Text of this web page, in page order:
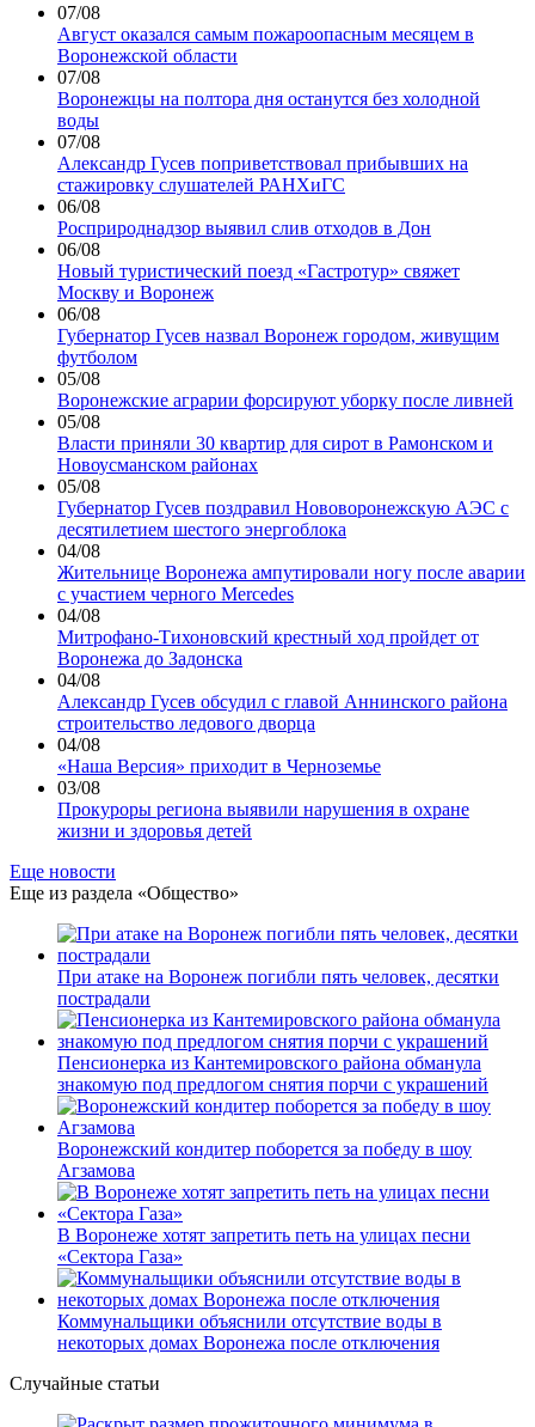
07/08
Август оказался самым пожароопасным месяцем в
Воронежской области
07/08
Воронежцы на полтора дня останутся без холодной
воды
07/08
Александр Гусев поприветствовал прибывших на
стажировку слушателей РАНХиГС
06/08
Росприроднадзор выявил слив отходов в Дон
06/08
Новый туристический поезд «Гастротур» свяжет
Москву и Воронеж
06/08
Губернатор Гусев назвал Воронеж городом, живущим
футболом
05/08
Воронежские аграрии форсируют уборку после ливней
05/08
Власти приняли 30 квартир для сирот в Рамонском и
Новоусманском районах
05/08
Губернатор Гусев поздравил Нововоронежскую АЭС с
десятилетием шестого энергоблока
04/08
Жительнице Воронежа ампутировали ногу после аварии
с участием черного Mercedes
04/08
Митрофано-Тихоновский крестный ход пройдет от
Воронежа до Задонска
04/08
Александр Гусев обсудил с главой Аннинского района
строительство ледового дворца
04/08
«Наша Версия» приходит в Черноземье
03/08
Прокуроры региона выявили нарушения в охране
жизни и здоровья детей
Еще новости
Еще из раздела «Общество»
При атаке на Воронеж погибли пять человек, десятки
пострадали
Пенсионерка из Кантемировского района обманула
знакомую под предлогом снятия порчи с украшений
Воронежский кондитер поборется за победу в шоу
Агзамова
В Воронеже хотят запретить петь на улицах песни
«Сектора Газа»
Коммунальщики объяснили отсутствие воды в
некоторых домах Воронежа после отключения
Случайные статьи